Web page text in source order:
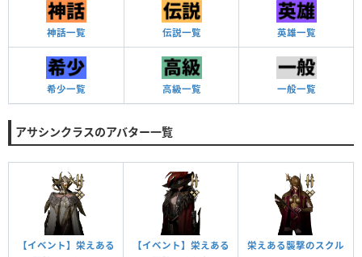
神話一覧 伝説一覧 英雄一覧
希少一覧 高級一覧 一般一覧
アサシンクラスのアバター一覧
【イベント】栄えある
【イベント】栄えある
栄えある襲撃のスクル